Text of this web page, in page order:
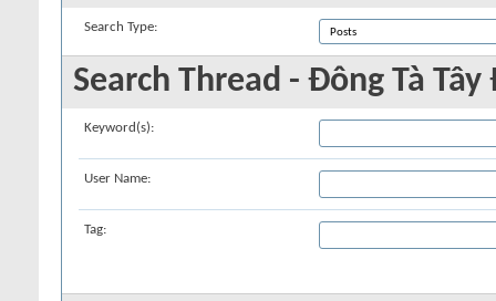
Search Type:
Search Thread - Đông Tà
Keyword(s):
User Name:
Tag: